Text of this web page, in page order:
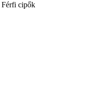
Férfi cipők